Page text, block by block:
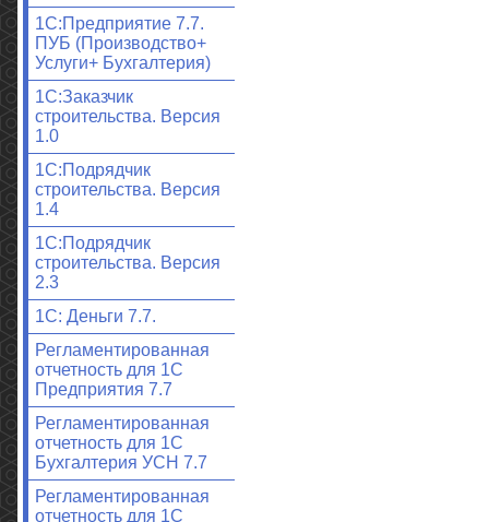
1С:Предприятие 7.7.
ПУБ (Производство+
Услуги+ Бухгалтерия)
1С:Заказчик
строительства. Версия
1.0
1С:Подрядчик
строительства. Версия
1.4
1С:Подрядчик
строительства. Версия
2.3
1С: Деньги 7.7.
Регламентированная
отчетность для 1С
Предприятия 7.7
Регламентированная
отчетность для 1С
Бухгалтерия УСН 7.7
Регламентированная
отчетность для 1С